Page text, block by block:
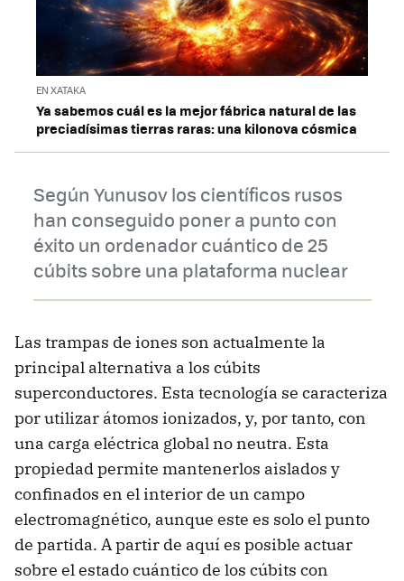
EN XATAKA
Ya sabemos cuál es la mejor fábrica natural de las
preciadísimas tierras raras: una kilonova cósmica
Según Yunusov los científicos rusos
han conseguido poner a punto con
éxito un ordenador cuántico de 25
cúbits sobre una plataforma nuclear
Las trampas de iones son actualmente la
principal alternativa a los cúbits
superconductores. Esta tecnología se caracteriza
por utilizar átomos ionizados, y, por tanto, con
una carga eléctrica global no neutra. Esta
propiedad permite mantenerlos aislados y
confinados en el interior de un campo
electromagnético, aunque este es solo el punto
de partida. A partir de aquí es posible actuar
sobre el estado cuántico de los cúbits con